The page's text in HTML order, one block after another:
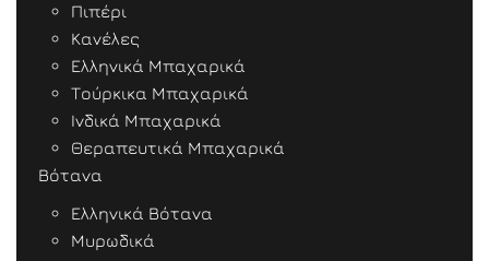
Πιπέρι
Κανέλες
Ελληνικά Μπαχαρικά
Τούρκικα Μπαχαρικά
Ινδικά Μπαχαρικά
Θεραπευτικά Μπαχαρικά
Βότανα
Ελληνικά Βότανα
Μυρωδικά